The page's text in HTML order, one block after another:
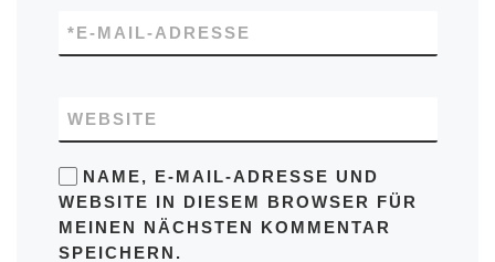
E-MAIL-ADRESSE
*
WEBSITE
NAME, E-MAIL-ADRESSE UND
WEBSITE IN DIESEM BROWSER FÜR
MEINEN NÄCHSTEN KOMMENTAR
SPEICHERN.